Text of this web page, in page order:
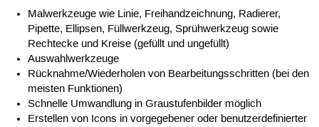
Malwerkzeuge wie Linie, Freihandzeichnung, Radierer,
Pipette, Ellipsen, Füllwerkzeug, Sprühwerkzeug sowie
Rechtecke und Kreise (gefüllt und ungefüllt)
Auswahlwerkzeuge
Rücknahme/Wiederholen von Bearbeitungsschritten (bei den
meisten Funktionen)
Schnelle Umwandlung in Graustufenbilder möglich
Erstellen von Icons in vorgegebener oder benutzerdefinierter